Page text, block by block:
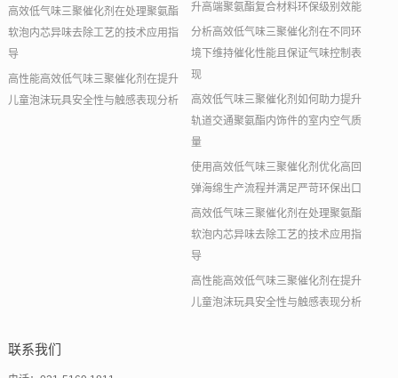
高效低气味三聚催化剂在处理聚氨酯
软泡内芯异味去除工艺的技术应用指
导
高性能高效低气味三聚催化剂在提升
儿童泡沫玩具安全性与触感表现分析
升高端聚氨酯复合材料环保级别效能
分析高效低气味三聚催化剂在不同环
境下维持催化性能且保证气味控制表
现
高效低气味三聚催化剂如何助力提升
轨道交通聚氨酯内饰件的室内空气质
量
使用高效低气味三聚催化剂优化高回
弹海绵生产流程并满足严苛环保出口
高效低气味三聚催化剂在处理聚氨酯
软泡内芯异味去除工艺的技术应用指
导
高性能高效低气味三聚催化剂在提升
儿童泡沫玩具安全性与触感表现分析
联系我们